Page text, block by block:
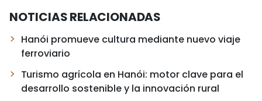
NOTICIAS RELACIONADAS
Hanói promueve cultura mediante nuevo viaje
ferroviario
Turismo agrícola en Hanói: motor clave para el
desarrollo sostenible y la innovación rural